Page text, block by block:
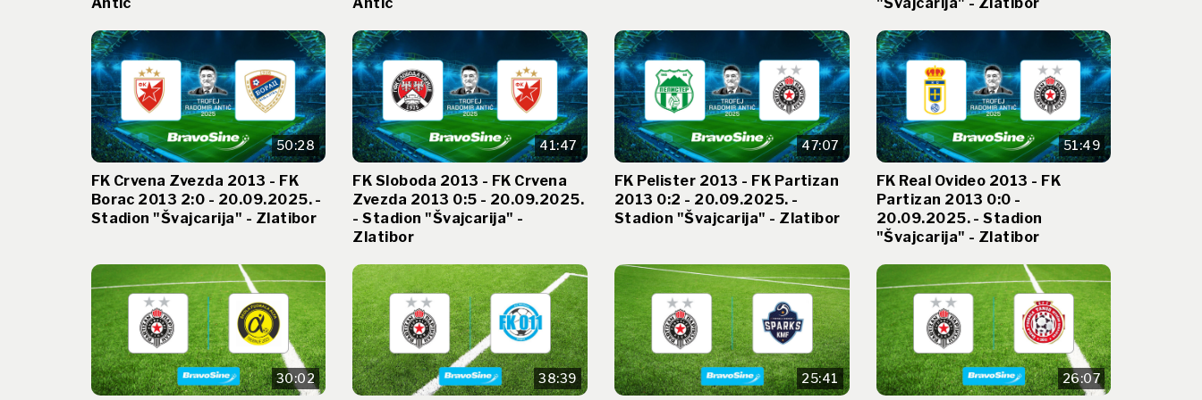
Antic Antic "Švajcarija" - Zlatibor
50:28
FK Crvena Zvezda 2013 - FK
Borac 2013 2:0 - 20.09.2025. -
Stadion "Švajcarija" - Zlatibor
41:47
FK Sloboda 2013 - FK Crvena
Zvezda 2013 0:5 - 20.09.2025.
- Stadion "Švajcarija" -
Zlatibor
47:07
FK Pelister 2013 - FK Partizan
2013 0:2 - 20.09.2025. -
Stadion "Švajcarija" - Zlatibor
51:49
FK Real Ovideo 2013 - FK
Partizan 2013 0:0 -
20.09.2025. - Stadion
"Švajcarija" - Zlatibor
30:02 38:39 25:41 26:07